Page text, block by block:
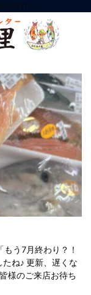
IT...
う7月終わり？！
ね♪ 更新、遅くな
様のご来店お待ち